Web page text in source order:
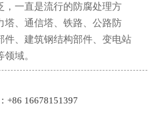
，一直是流行的防腐处理方
塔、通信塔、铁路、公路防
件、建筑钢结构部件、变电站
域。
+86 16678151397